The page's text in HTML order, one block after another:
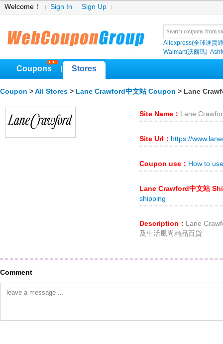
Welcome！ Sign In Sign Up
Aliexpress(全球速賣
Walmart(沃爾瑪)
Coupons Stores
Coupon > All Stores > Lane Crawford中文站 Coupon > Lane
Site Name： Lane
Site Url： https://
Coupon use： How to
Lane Crawford中文站
shipping
Description： Lane
及生活風尚精品百貨
Comment